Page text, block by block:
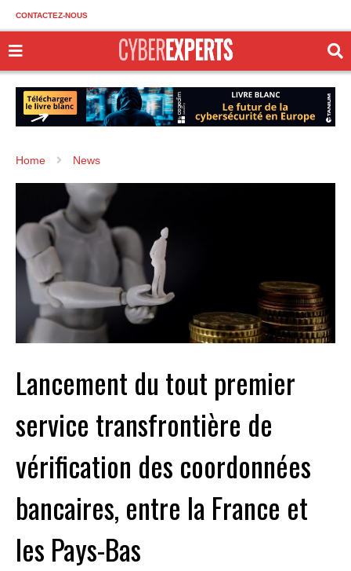
CONTACTEZ-NOUS
Home News
Lancement du tout premier
service transfrontière de
vérification des coordonnées
bancaires, entre la France et
les Pays-Bas